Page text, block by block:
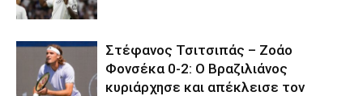
Στέφανος Τσιτσιπάς – Ζοάο
Φονσέκα 0-2: Ο Βραζιλιάνος
κυριάρχησε και απέκλεισε τον